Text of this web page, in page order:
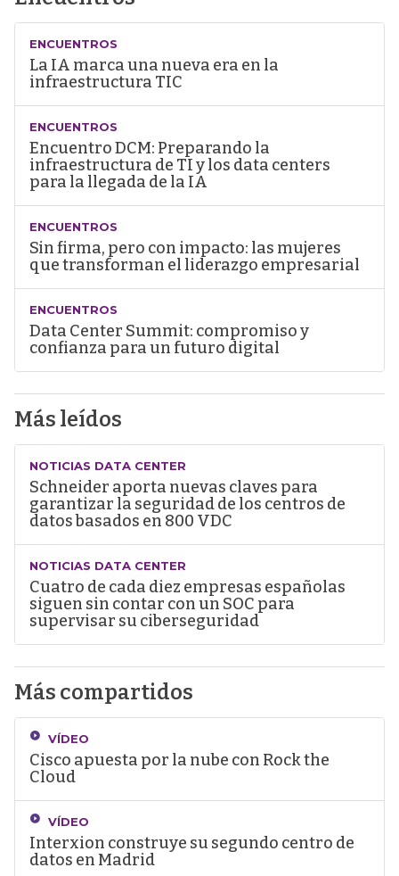
ENCUENTROS
La IA marca una nueva era en la
infraestructura TIC
ENCUENTROS
Encuentro DCM: Preparando la
infraestructura de TI y los data centers
para la llegada de la IA
ENCUENTROS
Sin firma, pero con impacto: las mujeres
que transforman el liderazgo empresarial
ENCUENTROS
Data Center Summit: compromiso y
confianza para un futuro digital
Más leídos
NOTICIAS DATA CENTER
Schneider aporta nuevas claves para
garantizar la seguridad de los centros de
datos basados en 800 VDC
NOTICIAS DATA CENTER
Cuatro de cada diez empresas españolas
siguen sin contar con un SOC para
supervisar su ciberseguridad
Más compartidos
VÍDEO
Cisco apuesta por la nube con Rock the
Cloud
VÍDEO
Interxion construye su segundo centro de
datos en Madrid